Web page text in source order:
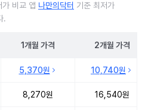
가 비교 앱 나만의닥터 기준 최저가
.
1개월 가격 2개월 가격
5,370원 10,740원
8,270원 16,540원